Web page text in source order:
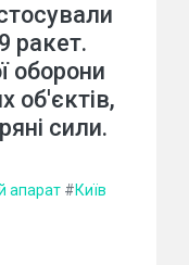
ракет.
оборони
об'єктів,
сили.
апарат #Київ